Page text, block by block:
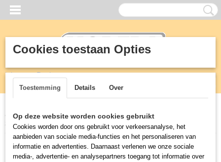
Inloggen Registreren
(0)
Home >Vetafscheiders>Greaseguardian>Parts
for lid, 10 m roll
Cookies toestaan Opties
Toestemming Details Over
Op deze website worden cookies gebruikt
Cookies worden door ons gebruikt voor verkeersanalyse, het
aanbieden van sociale media-functies en het personaliseren van
informatie en advertenties. Daarnaast verlenen we onze sociale
media-, advertentie- en analysepartners toegang tot informatie over